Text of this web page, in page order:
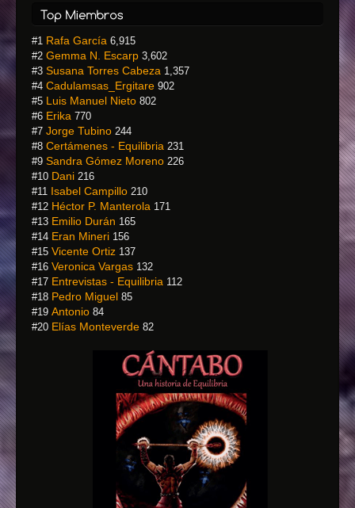
#1 Rafa García 6,915
#2 Gemma N. Escarp 3,602
#3 Susana Torres Cabeza 1,357
#4 Cadulamsas_Ergitare 902
#5 Luis Manuel Nieto 802
#6 Erika 770
#7 Jorge Tubino 244
#8 Certámenes - Equilibria 231
#9 Sandra Gómez Moreno 226
#10 Dani 216
#11 Isabel Campillo 210
#12 Héctor P. Manterola 171
#13 Emilio Durán 165
#14 Eran Mineri 156
#15 Vicente Ortiz 137
#16 Veronica Vargas 132
#17 Entrevistas - Equilibria 112
#18 Pedro Miguel 85
#19 Antonio 84
#20 Elías Monteverde 82